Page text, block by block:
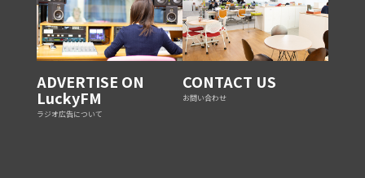
ADVERTISE ON
LuckyFM
ラジオ広告について
CONTACT US
お問い合わせ